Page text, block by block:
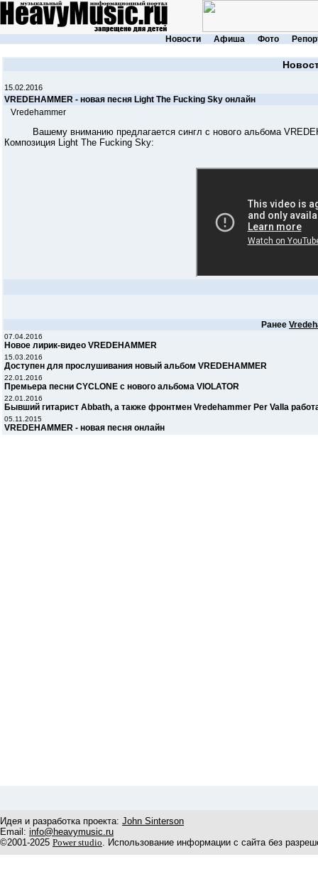
Новости Афиша Фото
15.02.2016
VREDEHAMMER - новая песня Light The Fucking Sky онлайн
Vredehammer
Вашему вниманию предлагается сингл с нового альбома
Композиция Light The Fucking Sky:
Ранее
07.04.2016
Новое лирик-видео VREDEHAMMER
15.03.2016
Доступен для прослушивания новый альбом VREDEHAMMER
22.01.2016
Премьера песни CYCLONE с нового альбома VIOLATOR
22.01.2016
Бывший гитарист Abbath, а также фронтмен Vredehammer Per Valla
05.11.2015
VREDEHAMMER - новая песня онлайн
Идея и разработка проекта: John Sinterson
Email: info@heavymusic.ru
©2001-2025 Power studio. Использование информации с сайта без